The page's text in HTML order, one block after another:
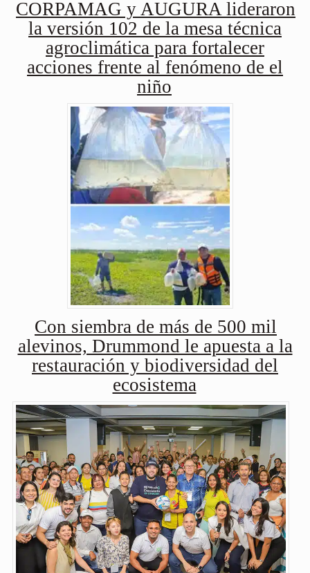
CORPAMAG y AUGURA lideraron
la versión 102 de la mesa técnica
agroclimática para fortalecer
acciones frente al fenómeno de el
niño
Con siembra de más de 500 mil
alevinos, Drummond le apuesta a la
restauración y biodiversidad del
ecosistema